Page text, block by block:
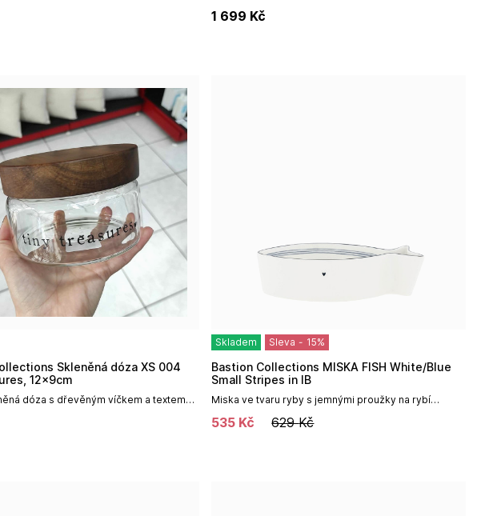
máslenky i na...
jsou skvělé na zadělávání těsta a budou...
1 699 Kč
dóza s dřevěným víčkem a textem
domov díky...
12x9cm
Skladem Sleva - 15%
Miska ve tvaru ryby s jemnými proužky na rybí
x 5 cmMateriál:...
Bastion Collections MISKA FISH White/Blue
Small Stripes in IB
535 Kč 629Kč